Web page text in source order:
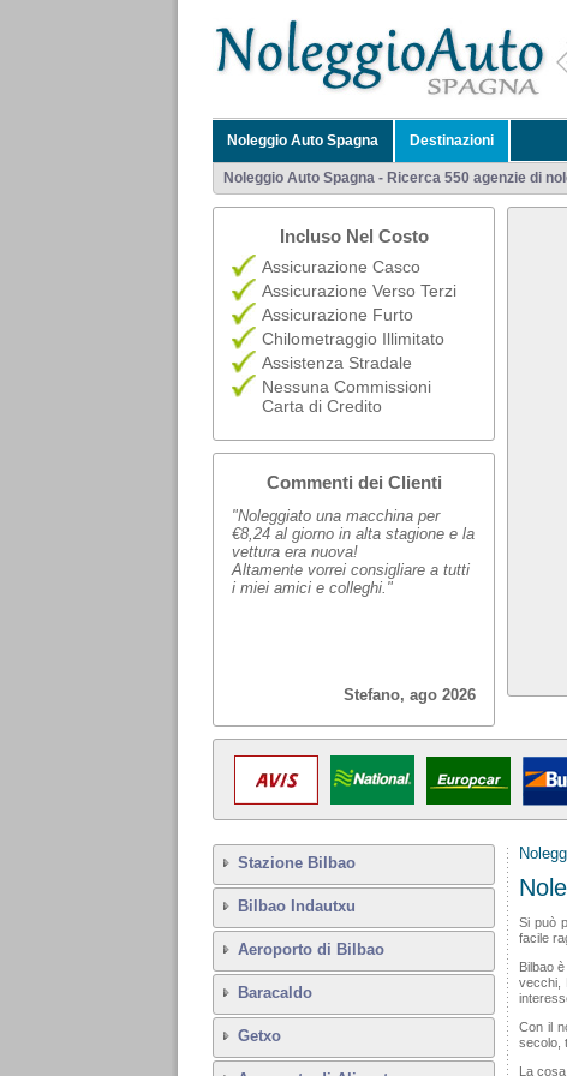
Noleggio Auto Spagna Destinazioni
Noleggio Auto Spagna - Ricerca 550 agenzie di
Incluso Nel Costo
Assicurazione Casco
Assicurazione Verso Terzi
Assicurazione Furto
Chilometraggio Illimitato
Assistenza Stradale
Nessuna Commissioni
Carta di Credito
Commenti dei Clienti
"Noleggiato una macchina per
€8,24 al giorno in alta stagione e la
vettura era nuova!
Altamente vorrei consigliare a tutti
i miei amici e colleghi."
Stefano, ago 2026
Stazione Bilbao
Bilbao Indautxu
Aeroporto di Bilbao
Baracaldo
Getxo
Si può
facile
Bilbao
vecchi,
Con il
secolo,
La